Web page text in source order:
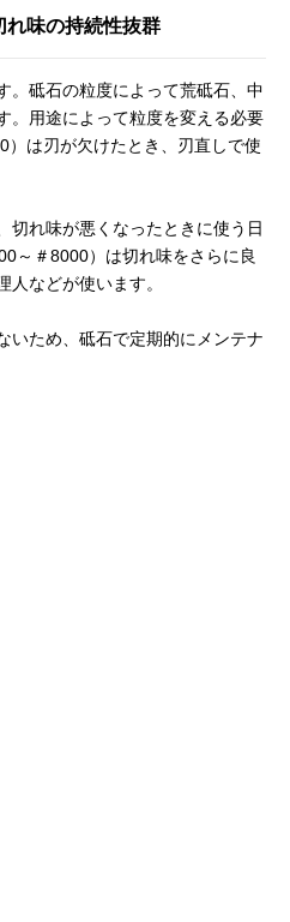
れ味の持続性抜群
。砥石の粒度によって荒砥石、中
。用途によって粒度を変える必要
）は刃が欠けたとき、刃直しで使
切れ味が悪くなったときに使う日
～＃8000）は切れ味をさらに良
人などが使います。
いため、砥石で定期的にメンテナ